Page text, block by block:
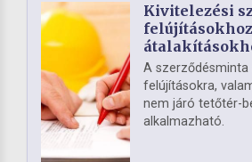
Kivitelezési
A szerződésminta
felújításokra,
nem járó tetőtér-
alkalmazható.